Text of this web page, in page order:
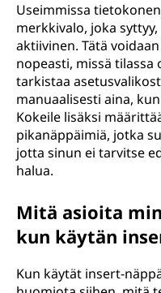
Useimmissa
merkkivalo, joka
aktiivinen. Tätä
nopeasti, missä
tarkistaa
manuaalisesti aina,
Kokeile lisäksi
pikanäppäimiä, jotka
jotta sinun ei tarvitse
halua.
Mitä asioita
kun käytän
Kun käytät insert-